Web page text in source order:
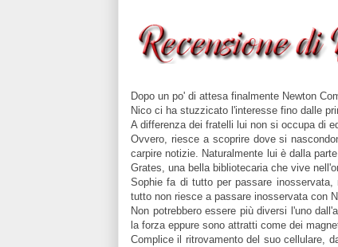
Dopo un po' di attesa finalmente Newton
Nico ci ha stuzzicato l'interesse fino dalle
A differenza dei fratelli lui non si occupa di
Ovvero, riesce a scoprire dove si
carpire notizie. Naturalmente lui è dalla
Grates, una bella bibliotecaria che vive
Sophie fa di tutto per passare
tutto non riesce a passare inosservata con
Non potrebbero essere più diversi l'uno
la forza eppure sono attratti come dei
Complice il ritrovamento del suo cellulare,